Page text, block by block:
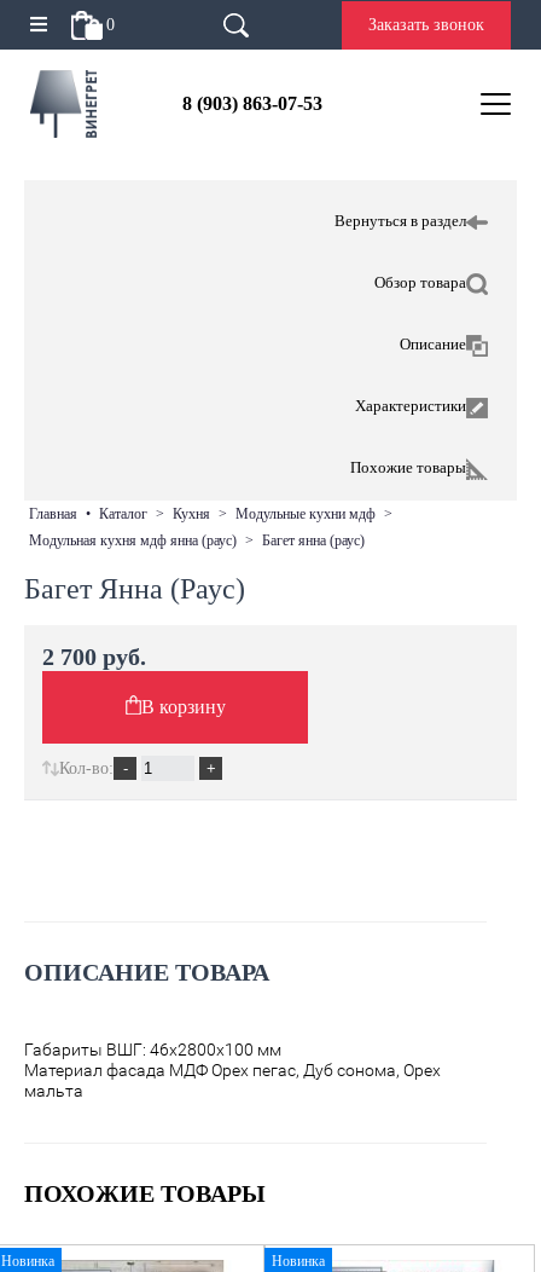
0 Заказать звонок
8 (903) 863-07-53
Вернуться в раздел
Обзор товара
Описание
Характеристики
Похожие товары
главная • каталог > кухня > модульные кухни мдф >
модульная кухня мдф янна (раус) > багет янна (раус)
Багет Янна (Раус)
ОПИСАНИЕ ТОВАРА
Габариты ВШГ: 46х2800х100 мм
Материал фасада МДФОрех пегас, Дуб сонома, Орех
мальта
ПОХОЖИЕ ТОВАРЫ
Новинка Новинка
2 700 руб.
В корзину
Кол-во: